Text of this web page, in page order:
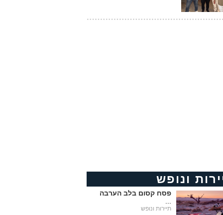
ונופש
פסח קסום בלב הערבה
תיירות ונופש